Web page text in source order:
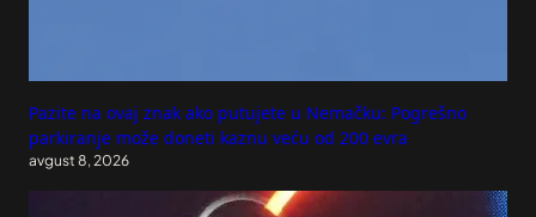
Pazite na ovaj znak ako putujete u Nemačku: Pogrešno
parkiranje može doneti kaznu veću od 200 evra
avgust 8, 2026